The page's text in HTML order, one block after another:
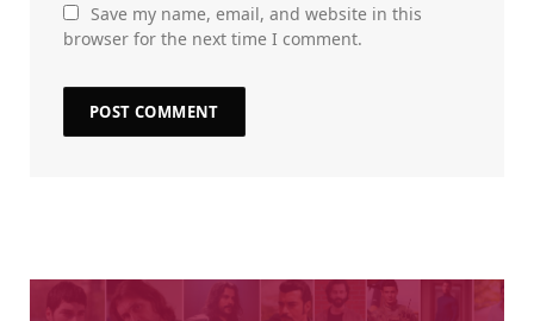
Save my name, email, and website in this
browser for the next time I comment.